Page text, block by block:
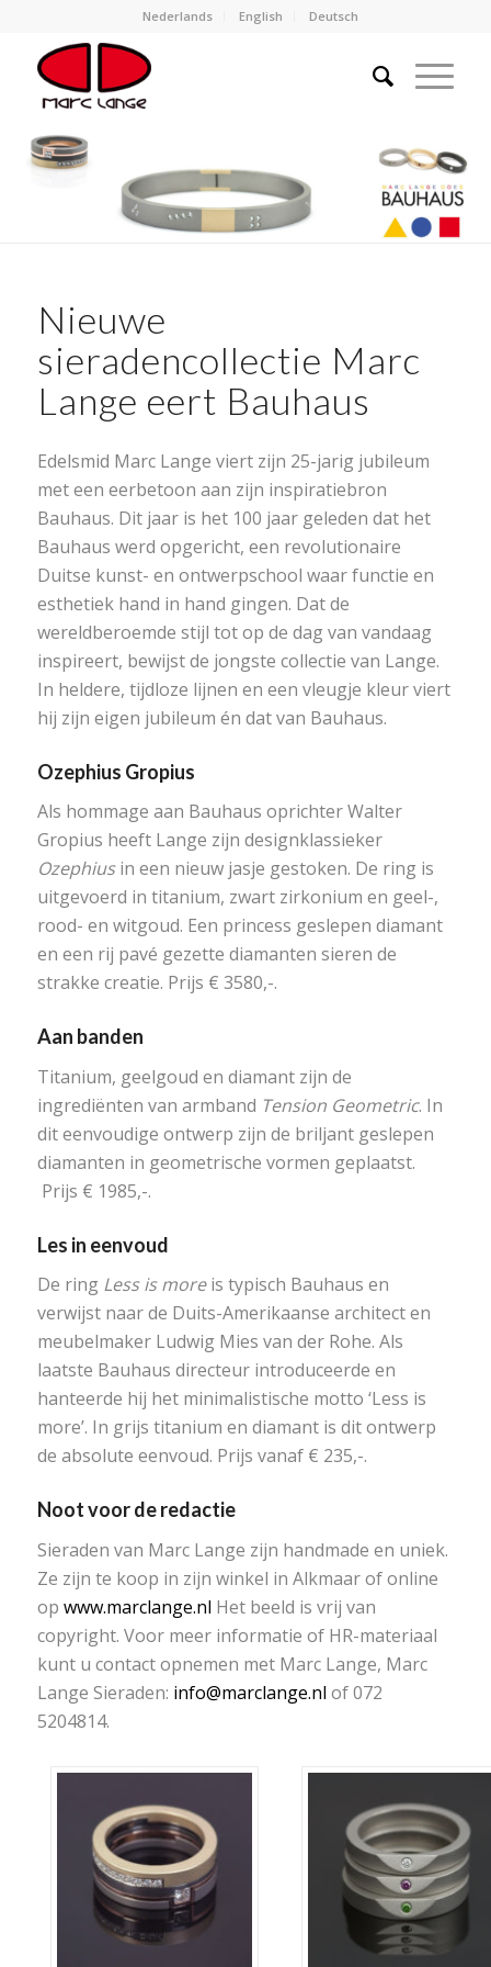
Nederlands English Deutsch
Nieuwe
sieradencollectie Marc
Lange eert Bauhaus
Edelsmid Marc Lange viert zijn 25-jarig jubileum
met een eerbetoon aan zijn inspiratiebron
Bauhaus. Dit jaar is het 100 jaar geleden dat het
Bauhaus werd opgericht, een revolutionaire
Duitse kunst- en ontwerpschool waar functie en
esthetiek hand in hand gingen. Dat de
wereldberoemde stijl tot op de dag van vandaag
inspireert, bewijst de jongste collectie van Lange.
In heldere, tijdloze lijnen en een vleugje kleur viert
hij zijn eigen jubileum én dat van Bauhaus.
Ozephius Gropius
Als hommage aan Bauhaus oprichter Walter
Gropius heeft Lange zijn designklassieker
Ozephiusin een nieuw jasje gestoken. De ring is
uitgevoerd in titanium, zwart zirkonium en geel-,
rood- en witgoud. Een princess geslepen diamant
en een rij pavé gezette diamanten sieren de
strakke creatie. Prijs € 3580,-.
Aan banden
Titanium, geelgoud en diamant zijn de
ingrediënten van armband Tension Geometric. In
dit eenvoudige ontwerp zijn de briljant geslepen
diamanten in geometrische vormen geplaatst.
Prijs € 1985,-.
Les in eenvoud
De ring Less is moreis typisch Bauhaus en
verwijst naar de Duits-Amerikaanse architect en
meubelmaker Ludwig Mies van der Rohe. Als
laatste Bauhaus directeur introduceerde en
hanteerde hij het minimalistische motto ‘Less is
more’. In grijs titanium en diamant is dit ontwerp
de absolute eenvoud. Prijs vanaf € 235,-.
Noot voor de redactie
Sieraden van Marc Lange zijn handmade en uniek.
Ze zijn te koop in zijn winkel in Alkmaar of online
op www.marclange.nl Het beeld is vrij van
copyright. Voor meer informatie of HR-materiaal
kunt u contact opnemen met Marc Lange, Marc
Lange Sieraden: info@marclange.nl of 072
5204814.